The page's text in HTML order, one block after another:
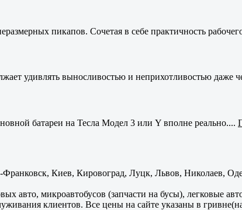
пикапов. Сочетая в себе практичность
удивлять выносливостью и неприхотливостью даже
батареи на Тесла Модел 3 или Y вполне реально....
Киев, Кировоград, Луцк, Львов, Николаев,
авто, микроавтобусов (запчасти на бусы), легковые
клиентов. Все цены на сайте указаны в